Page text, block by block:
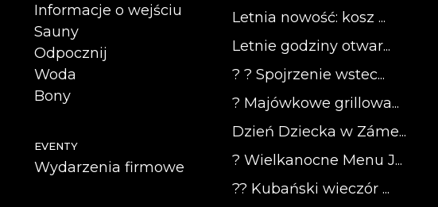
Informacje o wejściu
Sauny
Odpocznij
Woda
Bony
EVENTY
Wydarzenia firmowe
Letnia nowość: kosz ...
Letnie godziny otwar...
? ? Spojrzenie wstec...
? Majówkowe grillowa...
Dzień Dziecka w Záme...
? Wielkanocne Menu J...
?? Kubański wieczór ...